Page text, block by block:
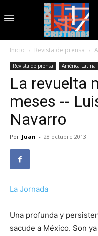
Inicio Revista de prensa
Revista de prensa América Latina
La revuelta
meses --
Navarro
Por Juan - 28 octubre 2013
La Jornada
Una profunda y
sacude a México. Son